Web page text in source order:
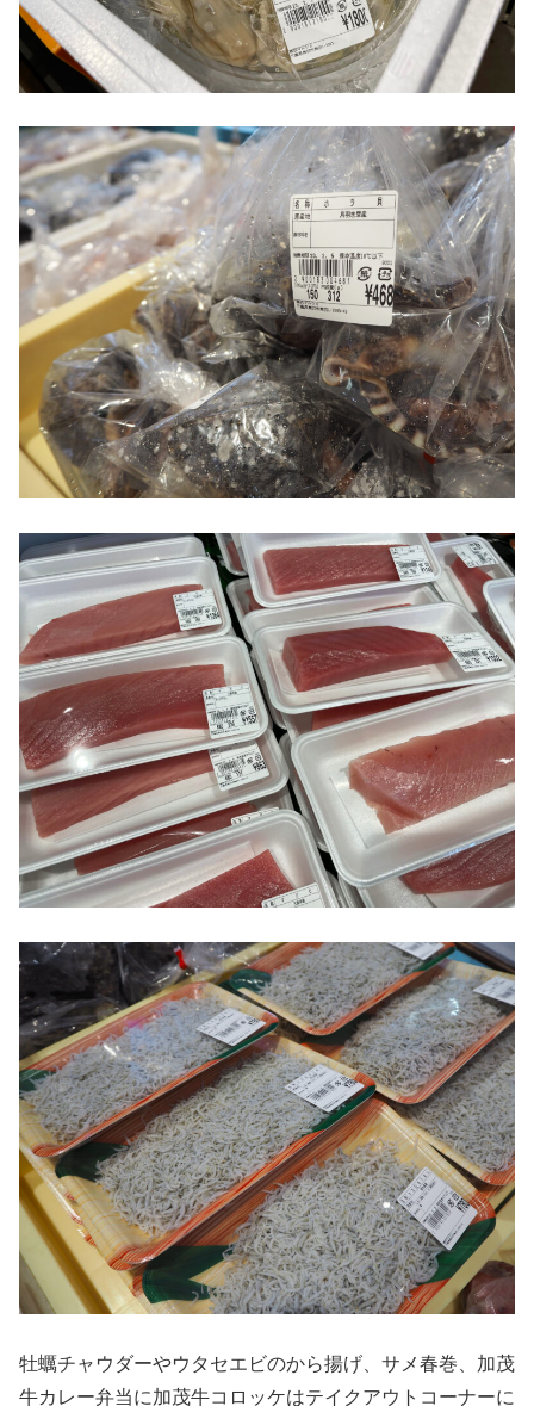
牡蠣チャウダーやウタセエビのから揚げ、サメ春巻、加茂
牛カレー弁当に加茂牛コロッケはテイクアウトコーナーに